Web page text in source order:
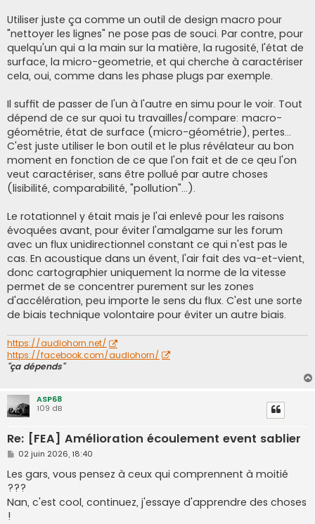
Utiliser juste ça comme un outil de design macro pour
"nettoyer les lignes" ne pose pas de souci. Par contre, pour
quelqu'un qui a la main sur la matière, la rugosité, l'état de
surface, la micro-geometrie, et qui cherche à caractériser
cela, oui, comme dans les phase plugs par exemple.
Il suffit de passer de l'un à l'autre en simu pour le voir. Tout
dépend de ce sur quoi tu travailles/compare: macro-
géométrie, état de surface (micro-géométrie), pertes...
C'est juste utiliser le bon outil et le plus révélateur au bon
moment en fonction de ce que l'on fait et de ce qeu l'on
veut caractériser, sans être pollué par autre choses
(lisibilité, comparabilité, "pollution"...).
Le rotationnel y était mais je l'ai enlevé pour les raisons
évoquées avant, pour éviter l'amalgame sur les forum
avec un flux unidirectionnel constant ce qui n'est pas le
cas. En acoustique dans un évent, l'air fait des va-et-vient,
donc cartographier uniquement la norme de la vitesse
permet de se concentrer purement sur les zones
d'accélération, peu importe le sens du flux. C'est une sorte
de biais technique volontaire pour éviter un autre biais.
https://audiohorn.net/
https://facebook.com/audiohorn/
"ça dépends"
ASP68
109 dB
Re: [FEA] Amélioration écoulement event sablier
M
s
s
a
g
e
02 juin 2026, 18:40
Les gars, vous pensez à ceux qui comprennent à moitié
???
Nan, c'est cool, continuez, j'essaye d'apprendre des choses
!